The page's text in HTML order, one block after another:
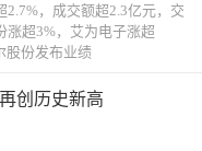
，成交额超2.3亿元，交
涨超3%，艾为电子涨超
股份发布业绩
创历史新高